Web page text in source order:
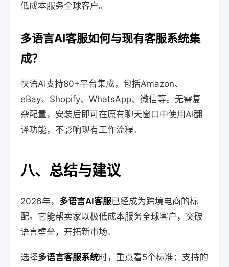
低成本服务全球客户。
多语言AI客服如何与现有客服系统集
成？
快语AI支持80+平台集成，包括Amazon、
eBay、Shopify、WhatsApp、微信等。无需复
杂配置，安装后即可在原有聊天窗口中使用AI翻
译功能，不影响现有工作流程。
八、总结与建议
2026年， 多语言AI客服已经成为跨境电商的标
配。它能帮卖家以极低成本服务全球客户，突破
语言壁垒，开拓新市场。
选择多语言客服系统时，重点看5个标准：支持的